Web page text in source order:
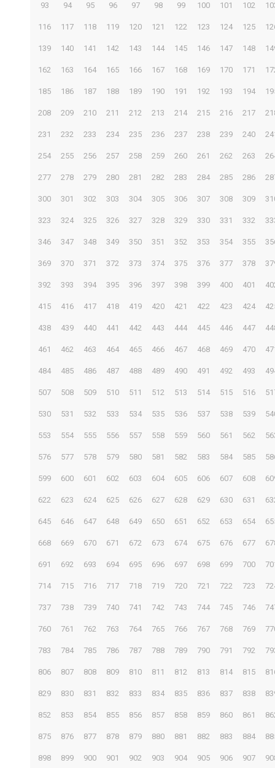
93 94 95 96 97 98 99 100 101 102
116 117 118 119 120 121 122 123 124 125
139 140 141 142 143 144 145 146 147 148
162 163 164 165 166 167 168 169 170 171
185 186 187 188 189 190 191 192 193 194
208 209 210 211 212 213 214 215 216 217
231 232 233 234 235 236 237 238 239 240
254 255 256 257 258 259 260 261 262 263
277 278 279 280 281 282 283 284 285 286
300 301 302 303 304 305 306 307 308 309
323 324 325 326 327 328 329 330 331 332
346 347 348 349 350 351 352 353 354 355
369 370 371 372 373 374 375 376 377 378
392 393 394 395 396 397 398 399 400 401
415 416 417 418 419 420 421 422 423 424
438 439 440 441 442 443 444 445 446 447
461 462 463 464 465 466 467 468 469 470
484 485 486 487 488 489 490 491 492 493
507 508 509 510 511 512 513 514 515 516
530 531 532 533 534 535 536 537 538 539
553 554 555 556 557 558 559 560 561 562
576 577 578 579 580 581 582 583 584 585
599 600 601 602 603 604 605 606 607 608
622 623 624 625 626 627 628 629 630 631
645 646 647 648 649 650 651 652 653 654
668 669 670 671 672 673 674 675 676 677
691 692 693 694 695 696 697 698 699 700
714 715 716 717 718 719 720 721 722 723
737 738 739 740 741 742 743 744 745 746
760 761 762 763 764 765 766 767 768 769
783 784 785 786 787 788 789 790 791 792
806 807 808 809 810 811 812 813 814 815
829 830 831 832 833 834 835 836 837 838
852 853 854 855 856 857 858 859 860 861
875 876 877 878 879 880 881 882 883 884
898 899 900 901 902 903 904 905 906 907